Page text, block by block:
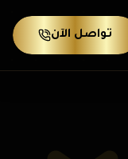
تواصل الآن